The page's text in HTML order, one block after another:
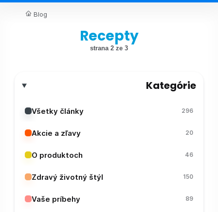
Blog
Recepty
strana 2 ze 3
Kategórie
Všetky články 296
Akcie a zľavy 20
O produktoch 46
Zdravý životný štýl 150
Vaše príbehy 89